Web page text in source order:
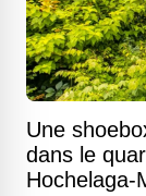
Une
dans le
Hochelaga-